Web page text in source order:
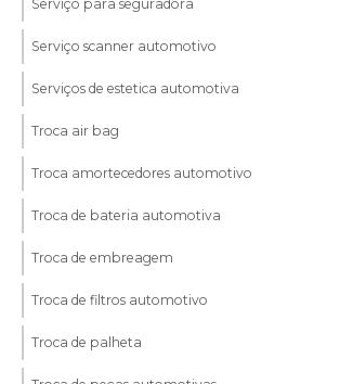
Serviço para seguradora
Serviço scanner automotivo
Serviços de estetica automotiva
Troca air bag
Troca amortecedores automotivo
Troca de bateria automotiva
Troca de embreagem
Troca de filtros automotivo
Troca de palheta